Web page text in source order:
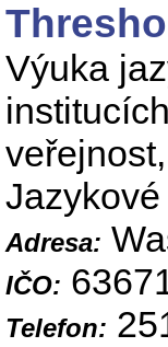
Výuka
Adresa:
IČO:
Telefon: